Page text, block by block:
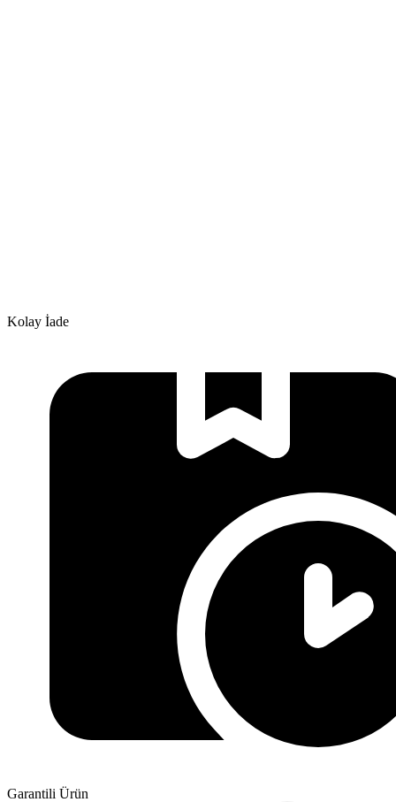
Kolay İade
Garantili Ürün